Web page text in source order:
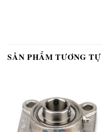
SẢN PHẨM TƯƠNG TỰ